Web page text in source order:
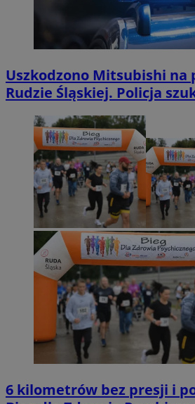
Uszkodzono Mitsubishi na
Rudzie Śląskiej. Policja
6 kilometrów bez presji i